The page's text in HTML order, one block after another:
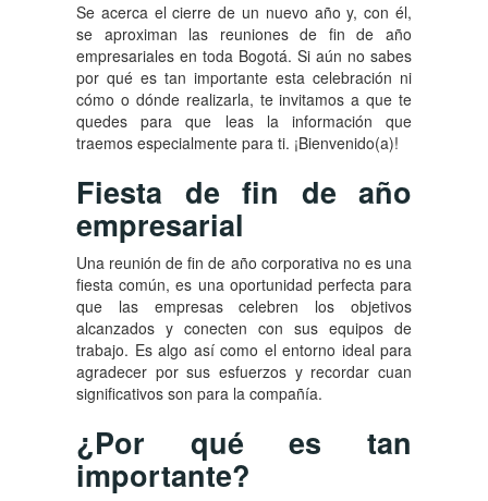
Se acerca el cierre de un nuevo año y, con él,
se aproximan las reuniones de fin de año
empresariales en toda Bogotá. Si aún no sabes
por qué es tan importante esta celebración ni
cómo o dónde realizarla, te invitamos a que te
quedes para que leas la información que
traemos especialmente para ti. ¡Bienvenido(a)!
Fiesta de fin de año
empresarial
Una reunión de fin de año corporativa no es una
fiesta común, es una oportunidad perfecta para
que las empresas celebren los objetivos
alcanzados y conecten con sus equipos de
trabajo. Es algo así como el entorno ideal para
agradecer por sus esfuerzos y recordar cuan
significativos son para la compañía.
¿Por qué es tan
importante?